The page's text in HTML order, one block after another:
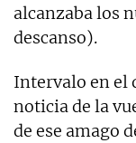
alcanzaba los
descanso).
Intervalo en el
noticia de la
de ese amago